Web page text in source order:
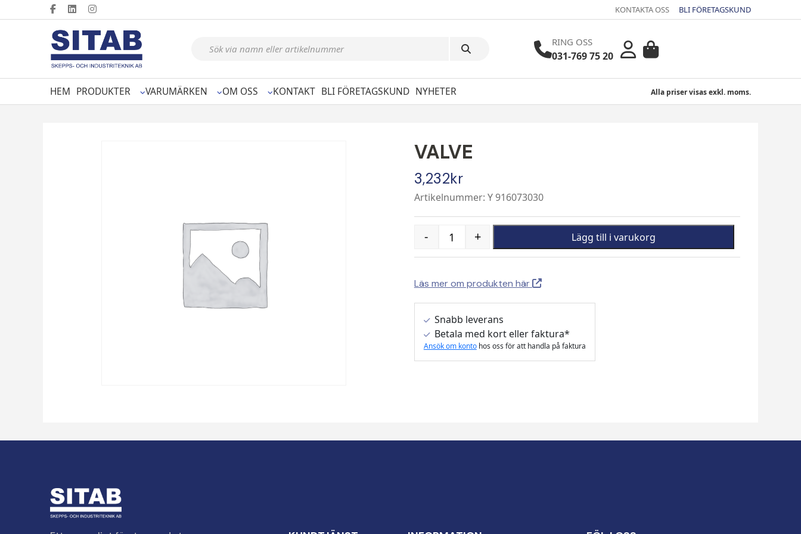
KONTAKTA OSS BLI FÖRETAGSKUND
RING OSS
031-769 75 20
HEM PRODUKTER VARUMÄRKEN OM OSS KONTAKT BLI FÖRETAGSKUND NYHETER Alla priser visas exkl. moms.
VALVE
3,232kr
Artikelnummer: Y 916073030
Quantity
- + Lägg till i varukorg
Läs mer om produkten här
Snabb leverans
Betala med kort eller faktura*
Ansök om kontohos oss för att handla på faktura